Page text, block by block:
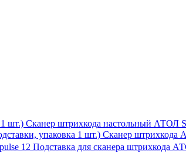
Сканер штрихкода настольный АТОЛ
Сканер штрихкода
Подставка для сканера штрихкода